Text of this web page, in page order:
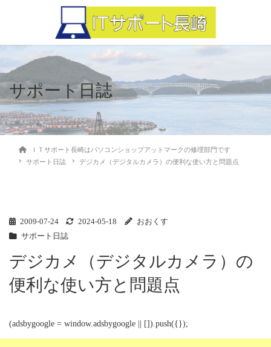
サポート日誌
ＩＴサポート長崎はパソコンショップアットマークの修理部門です
サポート日誌
デジカメ（デジタルカメラ）の便利な使い方と問題点
2009-07-24 2024-05-18
おおくす
サポート日誌
デジカメ（デジタルカメラ）の
便利な使い方と問題点
(adsbygoogle = window.adsbygoogle || []).push({});